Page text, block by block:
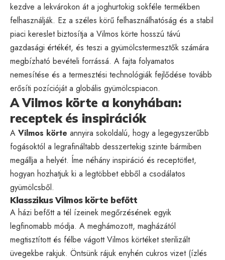
kezdve a lekvárokon át a joghurtokig sokféle termékben
felhasználják. Ez a széles körű felhasználhatóság és a stabil
piaci kereslet biztosítja a Vilmos körte hosszú távú
gazdasági értékét, és teszi a gyümölcstermesztők számára
megbízható bevételi forrássá. A fajta folyamatos
nemesítése és a termesztési technológiák fejlődése tovább
erősíti pozícióját a globális gyümölcspiacon.
A Vilmos körte a konyhában:
receptek és inspirációk
A Vilmos körte annyira sokoldalú, hogy a legegyszerűbb
fogásoktól a legrafináltabb desszertekig szinte bármiben
megállja a helyét. Íme néhány inspiráció és receptötlet,
hogyan hozhatjuk ki a legtöbbet ebből a csodálatos
gyümölcsből.
Klasszikus Vilmos körte befőtt
A házi befőtt a tél ízeinek megőrzésének egyik
legfinomabb módja. A meghámozott, magházától
megtisztított és félbe vágott Vilmos körtéket sterilizált
üvegekbe rakjuk. Öntsünk rájuk enyhén cukros vizet (ízlés